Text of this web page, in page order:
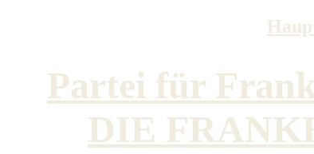
Partei für
DIE